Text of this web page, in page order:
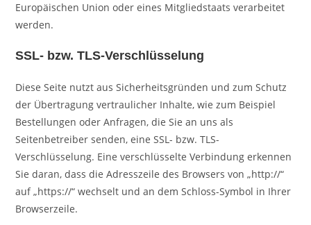
Europäischen Union oder eines Mitgliedstaats verarbeitet
werden.
SSL- bzw. TLS-Verschlüsselung
Diese Seite nutzt aus Sicherheitsgründen und zum Schutz
der Übertragung vertraulicher Inhalte, wie zum Beispiel
Bestellungen oder Anfragen, die Sie an uns als
Seitenbetreiber senden, eine SSL- bzw. TLS-
Verschlüsselung. Eine verschlüsselte Verbindung erkennen
Sie daran, dass die Adresszeile des Browsers von „http://“
auf „https://“ wechselt und an dem Schloss-Symbol in Ihrer
Browserzeile.